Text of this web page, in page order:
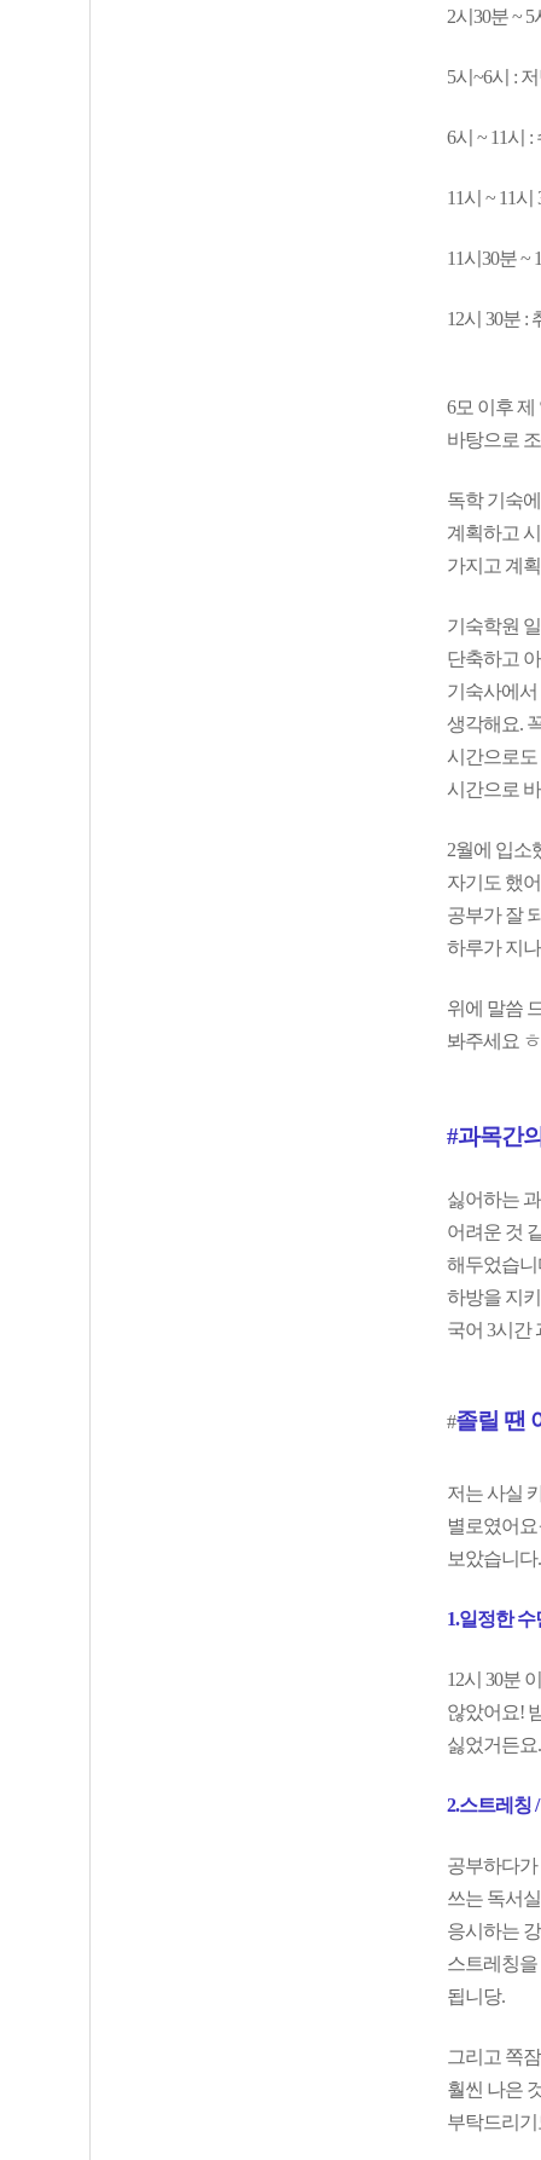
2시30분 ~
5시~6시 :
6시 ~ 11시
11시 ~ 11시
11시30분 ~
12시 30분 :
6모 이후
바탕으로
독학 기숙
계획하고
가지고 계
기숙학원
단축하고
기숙사에
생각해요.
시간으로도
시간으로
2월에 입소
자기도 했
공부가 잘
하루가 지
위에 말씀
봐주세요
#과목간
싫어하는
어려운 것
해두었습니
하방을 지
국어 3시간
#졸릴 땐
저는 사실
별로였어
보았습니다.
1.일정한
12시 30분
않았어요!
싫었거든
2.스트레칭
공부하다
쓰는 독서
응시하는
스트레칭
됩니당.
그리고 쪽
훨씬 나은
부탁드리